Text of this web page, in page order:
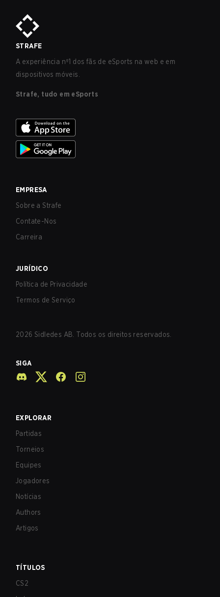
STRAFE
A experiência nº1 dos fãs de eSports na web e em
dispositivos móveis.
Strafe, tudo em eSports
EMPRESA
Sobre a Strafe
Contate-Nos
Carreira
JURÍDICO
Política de Privacidade
Termos de Serviço
2026 Sidledes AB. Todos os direitos reservados.
SIGA
EXPLORAR
Partidas
Torneios
Equipes
Jogadores
Notícias
Authors
Artigos
TÍTULOS
CS2